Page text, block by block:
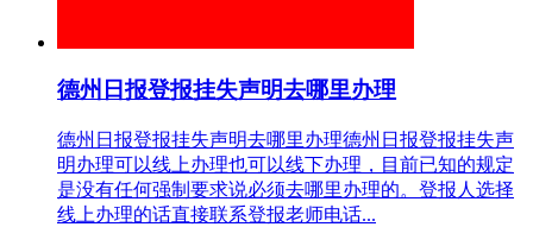
德州日报登报挂失声明去哪里办理
德州日报登报挂失声明去哪里办理德州日报登报挂失声
明办理可以线上办理也可以线下办理，目前已知的规定
是没有任何强制要求说必须去哪里办理的。登报人选择
线上办理的话直接联系登报老师电话...